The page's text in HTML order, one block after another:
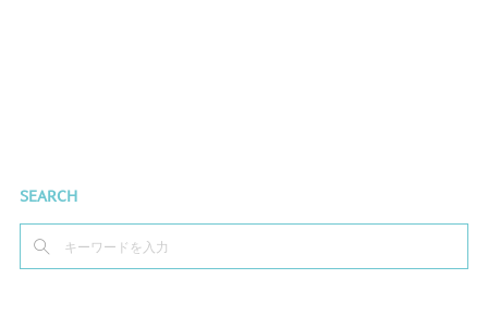
SEARCH